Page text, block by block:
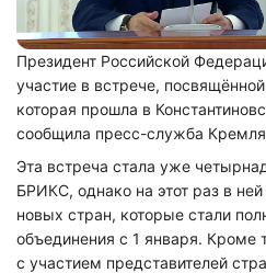
Президент Российской
участие в встрече,
которая прошла в
сообщила пресс-служба
Эта встреча стала уже
БРИКС, однако на этот раз в
новых стран, которые стали
объединения с 1 января. Кроме
с участием представителей